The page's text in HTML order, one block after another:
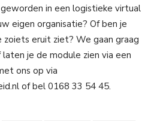
in een logistieke virtual
eigen organisatie? Of ben je
eruit ziet? We gaan graag
je de module zien via een
ons op via
of bel 0168 33 54 45.